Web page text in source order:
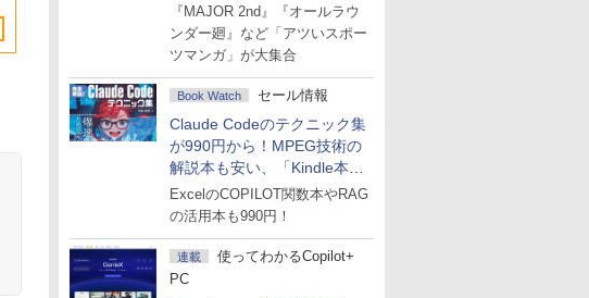
『MAJOR 2nd』『オールラウ
ンダー廻』など「アツいスポー
ツマンガ」が大集合
Book Watch セール情報
Claude Codeのテクニック集
が990円から！MPEG技術の
解説本も安い、「Kindle本サ
マーセール」第2弾開始！
ExcelのCOPILOT関数本やRAG
の活用本も990円！
連載
使ってわかるCopilot+
PC